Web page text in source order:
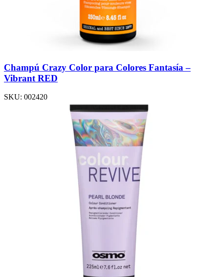
Champú Crazy Color para Colores Fantasía –
Vibrant RED
SKU: 002420